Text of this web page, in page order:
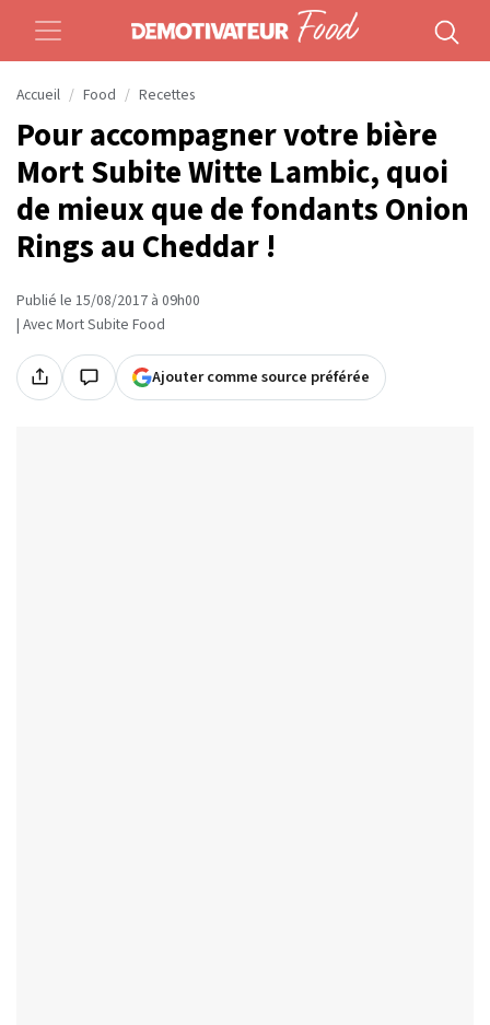
Accueil Food Recettes
Pour accompagner votre bière
Mort Subite Witte Lambic, quoi
de mieux que de fondants Onion
Rings au Cheddar !
Publié le 15/08/2017 à 09h00
| Avec Mort Subite Food
Ajouter comme source préférée